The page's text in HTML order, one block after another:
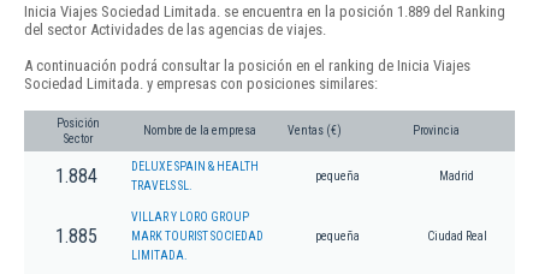
Inicia Viajes Sociedad Limitada. se encuentra en la posición 1.889 del Ranking
del sector Actividades de las agencias de viajes.
A continuación podrá consultar la posición en el ranking de Inicia Viajes
Sociedad Limitada. y empresas con posiciones similares:
Posición
Sector
Nombre de la empresa Ventas (€) Provincia
1.884
DELUXE SPAIN & HEALTH
TRAVELS SL.
pequeña Madrid
1.885
VILLAR Y LORO GROUP
MARK TOURIST SOCIEDAD
LIMITADA.
pequeña Ciudad Real